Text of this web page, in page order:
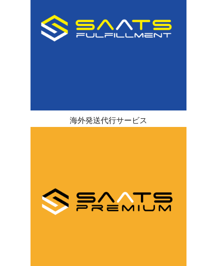
海外発送代行サービス